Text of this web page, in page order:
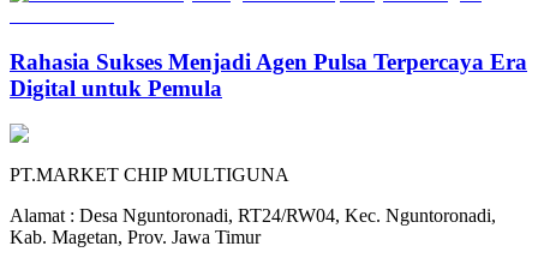
Rahasia Sukses Menjadi Agen Pulsa Terpercaya Era
Digital untuk Pemula
PT.MARKET CHIP MULTIGUNA
Alamat : Desa Nguntoronadi, RT24/RW04, Kec. Nguntoronadi,
Kab. Magetan, Prov. Jawa Timur